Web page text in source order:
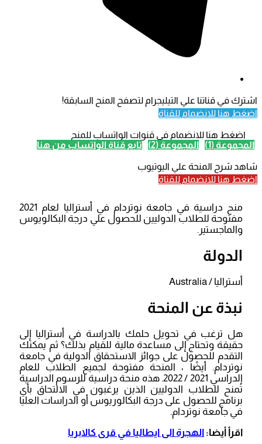
اشترك في قناتنا علي التيليجرام لتصفح المنح السابقة!
اضغط هنا للانضمام للقناة
اضغط هنا للانضمام في قنوات الواتساب للمنح
المجموعة (1)
المجموعة (2) تابع قناة الواتساب من هنا
شاهد شرح المنحة علي اليوتيوب
اضغط هنا للانضمام للقناة
منح دراسية في جامعة نوتردام في أستراليا لعام 2021
مفتوحة للطلاب الدوليين للحصول علي درجة البكالويوس
والماجستير.
الدولة
أستراليا / Australia
نبذة عن المنحة
هل ترغب في تحويل حلمك بالدراسة في أستراليا إلى
حقيقة وتحتاج إلى مساعدة مالية للقيام بذلك؟ ثم يمكنك
التقدم للحصول على جوائز الاستحقاق الدولية في جامعة
نوتردام. أيضًا ، المنحة مفتوحة لجميع الطلاب للعام
الدراسي 2021 / 2022. هذه منحة دراسية للرسوم الدراسية
تُمنح للطلاب الدوليين الذين يرغبون في الالتحاق بأي
برنامج للحصول على درجة البكالوريوس أو الدراسات العليا
في جامعة نوتردام.
اقرأ أيضا: الهجرة الى ايطاليا في قرى كالابريا